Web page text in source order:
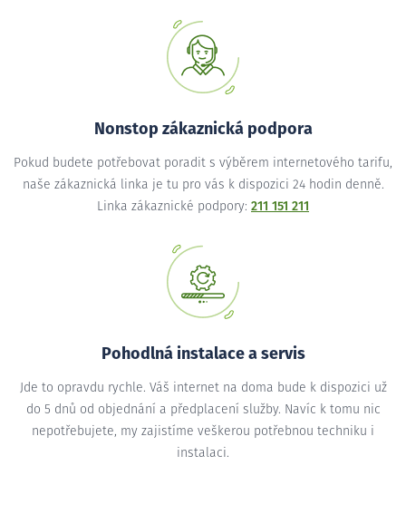
Nonstop zákaznická podpora
Pokud budete potřebovat poradit s výběrem internetového tarifu,
naše zákaznická linka je tu pro vás k dispozici 24 hodin denně.
Linka zákaznické podpory: 211 151 211
Pohodlná instalace a servis
Jde to opravdu rychle. Váš internet na doma bude k dispozici už
do 5 dnů od objednání a předplacení služby. Navíc k tomu nic
nepotřebujete, my zajistíme veškerou potřebnou techniku i
instalaci.